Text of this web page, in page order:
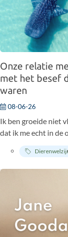
Onze relatie
met het besef
waren
08-06-26
Ik ben groeide niet
dat ik me echt in de
maar er
Het was eerder
waarvan ik niet wist
aan de oceaan.
een hereniging. En